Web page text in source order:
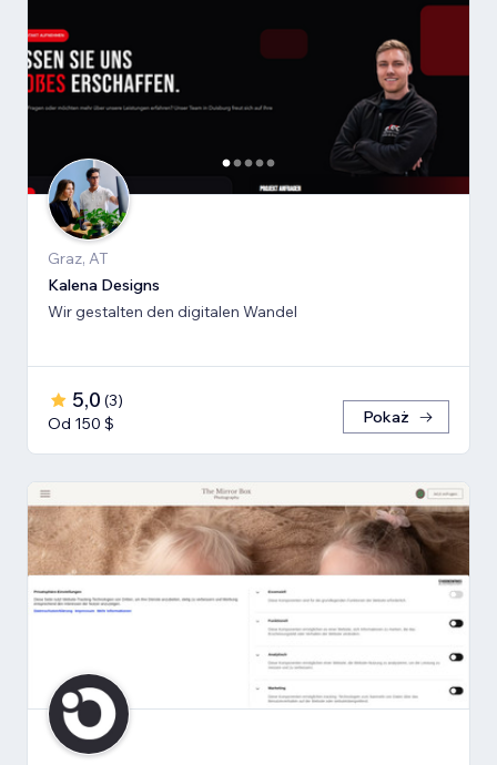
Graz, AT
Kalena Designs
Wir gestalten den digitalen Wandel
5,0 (3)
Od 150 $
Pokaż